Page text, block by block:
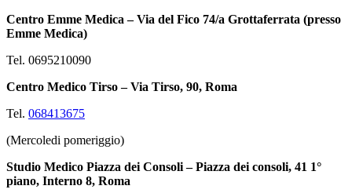
Centro Emme Medica – Via del Fico 74/a Grottaferrata (presso
Emme Medica)
Tel. 0695210090
Centro Medico Tirso –Via Tirso, 90, Roma
Tel. 068413675
(Mercoledi pomeriggio)
Studio Medico Piazza dei Consoli – Piazza dei consoli, 41 1°
piano, Interno 8, Roma